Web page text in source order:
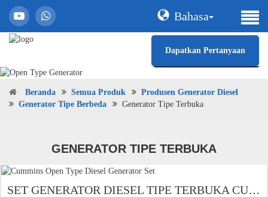
Bahasa
Dapatkan Pertanyaan
Beranda Semua Produk
Produsen Generator Diesel
Generator Tipe Berbeda
Generator Tipe Terbuka
GENERATOR TIPE TERBUKA
SET GENERATOR DIESEL TIPE TERBUKA CUMMINS